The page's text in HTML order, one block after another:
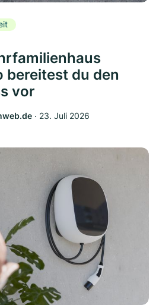
bereitest du den
vor
‧ 23. Juli 2026